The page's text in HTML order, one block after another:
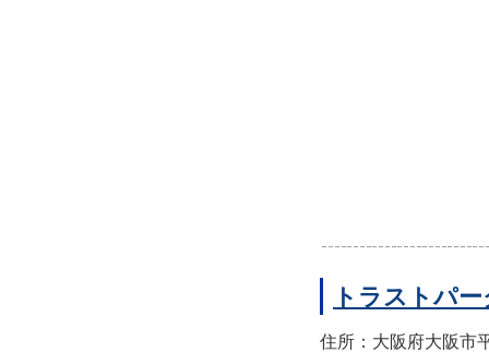
トラストパ
住所：大阪府大阪市